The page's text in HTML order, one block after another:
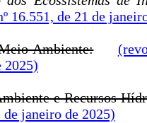
16.551, de 21 de
Ambiente:
2025)
e Recursos
de janeiro de 2025)